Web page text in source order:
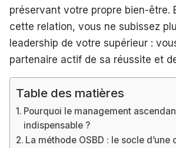
préservant votre propre bien-être.
cette relation, vous ne subissez
leadership de votre supérieur :
partenaire actif de sa réussite et
Table des matières
Pourquoi le management
indispensable ?
La méthode OSBD : le socle